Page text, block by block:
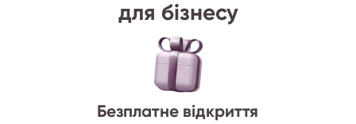
для бізнесу
Безплатне відкриття